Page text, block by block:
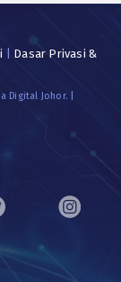
Dasar Privasi &
Digital Johor. |